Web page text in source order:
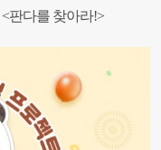
판다를 찾아라!>